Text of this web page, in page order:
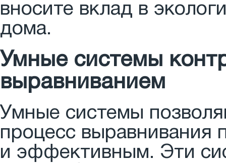
вносите вклад в
дома.
Умные системы
выравниванием
Умные системы
процесс выравнивания
и эффективным. Эти